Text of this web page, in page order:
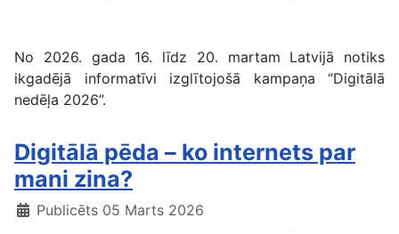
No 2026. gada 16. līdz 20. martam Latvijā notiks
ikgadējā informatīvi izglītojošā kampaņa “Digitālā
nedēļa 2026”.
Digitālā pēda – ko internets par
mani zina?
Publicēts 05 Marts 2026